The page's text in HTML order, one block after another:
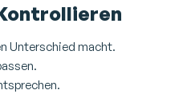
Unterschied macht.